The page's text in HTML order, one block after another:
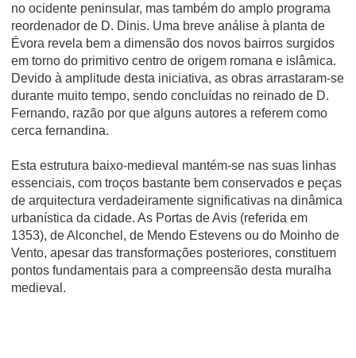
no ocidente peninsular, mas também do amplo programa
reordenador de D. Dinis. Uma breve análise à planta de
Évora revela bem a dimensão dos novos bairros surgidos
em torno do primitivo centro de origem romana e islâmica.
Devido à amplitude desta iniciativa, as obras arrastaram-se
durante muito tempo, sendo concluídas no reinado de D.
Fernando, razão por que alguns autores a referem como
cerca fernandina.
Esta estrutura baixo-medieval mantém-se nas suas linhas
essenciais, com troços bastante bem conservados e peças
de arquitectura verdadeiramente significativas na dinâmica
urbanística da cidade. As Portas de Avis (referida em
1353), de Alconchel, de Mendo Estevens ou do Moinho de
Vento, apesar das transformações posteriores, constituem
pontos fundamentais para a compreensão desta muralha
medieval.